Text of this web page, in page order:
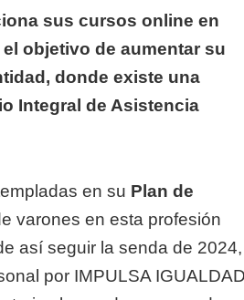
sus cursos online en
objetivo de aumentar su
donde existe una
Integral de Asistencia
en su Plan de
varones en esta profesión
así seguir la senda de 2024,
por IMPULSA IGUALDAD